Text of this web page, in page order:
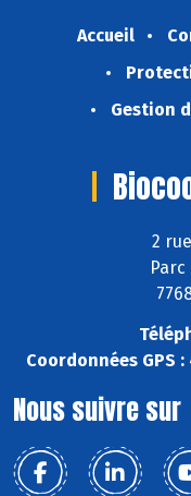
Accueil
Gestion
2
Coordonnées GPS :
Nous suivre sur